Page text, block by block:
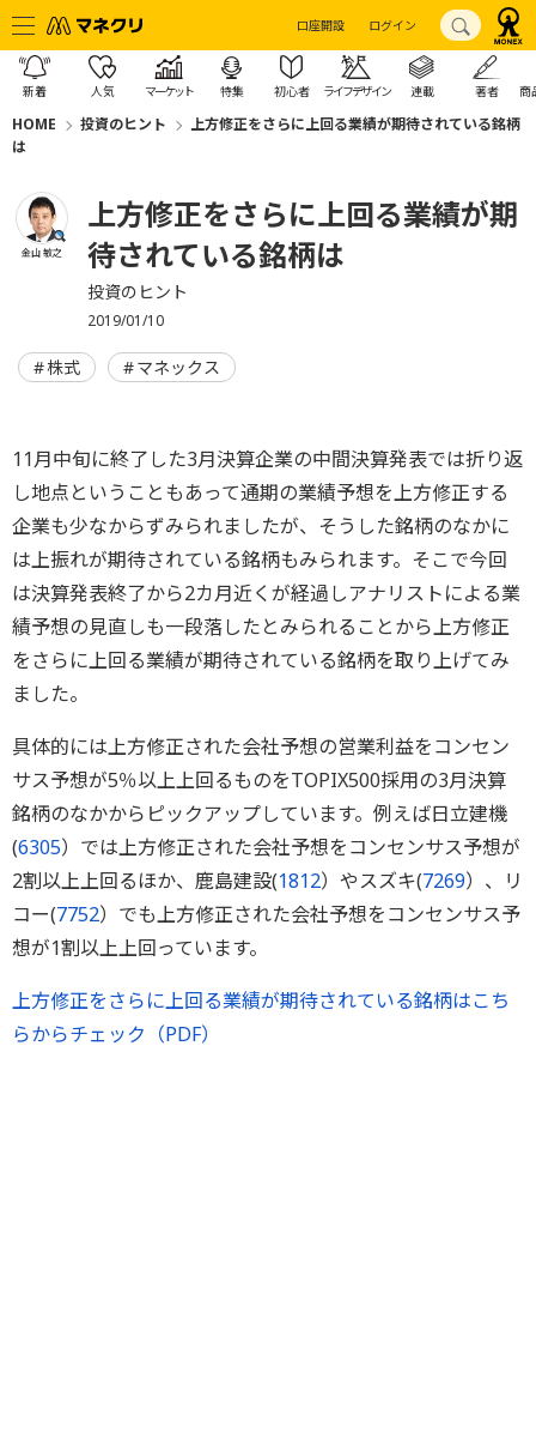
口座開設 ログイン
新着 人気 マーケット 特集 初心者 ライフデザイン 連載 著者 商
HOME 投資のヒント
上方修正をさらに上回る業績が期待されている銘柄
は
金山 敏之
上方修正をさらに上回る業績が期
待されている銘柄は
投資のヒント
2019/01/10
株式 マネックス
11月中旬に終了した3月決算企業の中間決算発表では折り返
し地点ということもあって通期の業績予想を上方修正する
企業も少なからずみられましたが、そうした銘柄のなかに
は上振れが期待されている銘柄もみられます。そこで今回
は決算発表終了から2カ月近くが経過しアナリストによる業
績予想の見直しも一段落したとみられることから上方修正
をさらに上回る業績が期待されている銘柄を取り上げてみ
ました。
具体的には上方修正された会社予想の営業利益をコンセン
サス予想が5％以上上回るものをTOPIX500採用の3月決算
銘柄のなかからピックアップしています。例えば日立建機
(6305）では上方修正された会社予想をコンセンサス予想が
2割以上上回るほか、鹿島建設(1812）やスズキ(7269）、リ
コー(7752）でも上方修正された会社予想をコンセンサス予
想が1割以上上回っています。
上方修正をさらに上回る業績が期待されている銘柄はこち
らからチェック（PDF）